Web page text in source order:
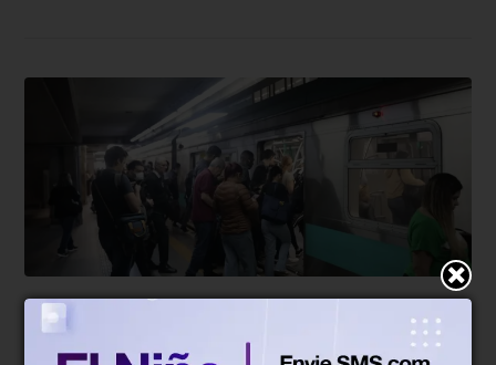
Geral
Termina a greve nas linhas de trens